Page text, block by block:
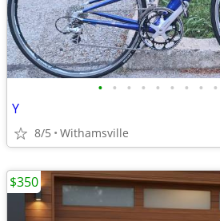
• • • • • • • • •
Y
8/5 Withamsville
$350